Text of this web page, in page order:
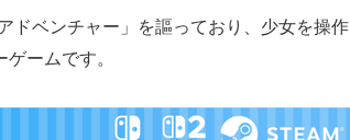
ドベンチャー」を謳っており、少女を操作
ームです。